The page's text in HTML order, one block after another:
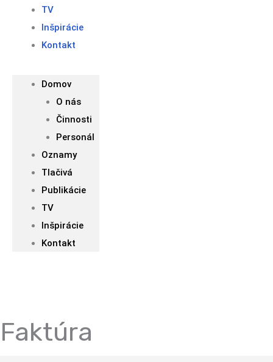
TV
Inšpirácie
Kontakt
Domov
O nás
Činnosti
Personál
Oznamy
Tlačivá
Publikácie
TV
Inšpirácie
Kontakt
Faktúra